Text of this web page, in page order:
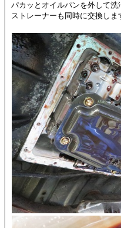
パカッとオイルパンを外して洗
ストレーナーも同時に交換しま